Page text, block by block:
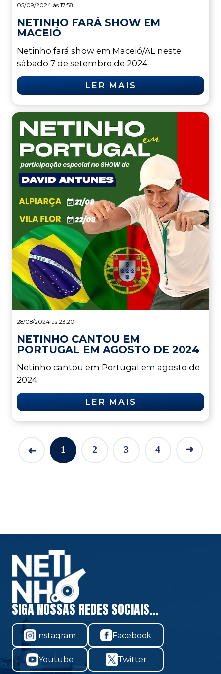
05/09/2024 às 17:58
NETINHO FARÁ SHOW EM
MACEIÓ
Netinho fará show em Maceió/AL neste
sábado 7 de setembro de 2024
LER MAIS
28/08/2024 às 23:20
NETINHO CANTOU EM
PORTUGAL EM AGOSTO DE 2024
Netinho cantou em Portugal em agosto de
2024.
LER MAIS
➜ 1 2 3 4 ➜
SIGA NOSSAS REDES SOCIAIS...
Instagram Facebook
Youtube Twitter